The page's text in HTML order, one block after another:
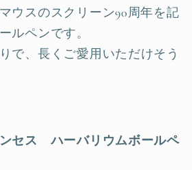
ウスのスクリーン90周年を記
ルペンです。
で、長くご愛用いただけそう
ンセス ハーバリウムボールペ